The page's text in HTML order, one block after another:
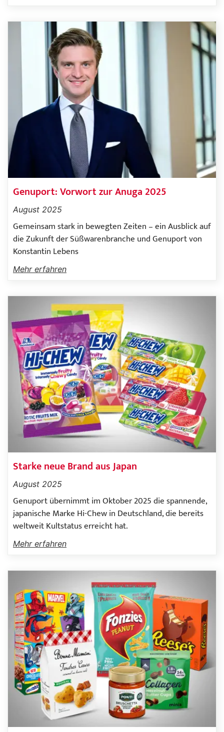
Genuport: Vorwort zur Anuga 2025
August 2025
Gemeinsam stark in bewegten Zeiten – ein Ausblick auf
die Zukunft der Süßwarenbranche und Genuport von
Konstantin Lebens
Mehr erfahren
Starke neue Brand aus Japan
August 2025
Genuport übernimmt im Oktober 2025 die spannende,
japanische Marke Hi-Chew in Deutschland, die bereits
weltweit Kultstatus erreicht hat.
Mehr erfahren